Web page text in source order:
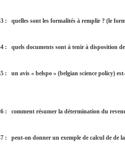
: quelles sont les formalités à remplir ? (le
: quels documents sont à tenir à disposition
: un avis « belspo » (belgian science policy)
: comment résumer la détermination du
: peut-on donner un exemple de calcul de de